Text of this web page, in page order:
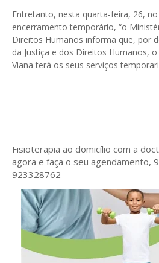
Entretanto, nesta quarta-feira, 26,
encerramento temporário, “o
Direitos Humanos informa que, por
da Justiça e dos Direitos Humanos,
Viana terá os seus serviços
Fisioterapia ao domicílio com a
agora e faça o seu agendamento,
923328762